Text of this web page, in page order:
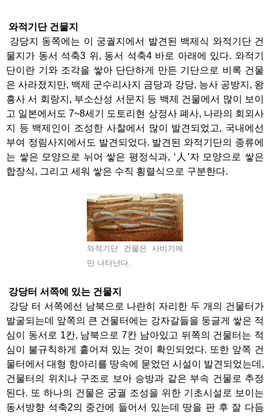
와적기단 건물지
강당지 동쪽에는 이 궁궐지에서 발견된 백제식 와적기단 건
물지가 동서 석축3 위, 동서 석축4 바로 아래에 있다. 와적기
단이란 기와 조각을 쌓아 단단하게 만든 기단으로 비록 건물
은 사라졌지만, 백제 군수리사지 금당과 강당, 능사 공방지, 왕
흥사 서 회랑지, 부소산성 서문지 등 백제 건물에서 많이 보이
고 일본에서도 7~8세기 도토리현 상정사 폐사, 나라의 회외사
지 등 백제인이 조성한 사찰에서 많이 발견되었고, 국내에선
부여 정림사지에서도 발견되었다. 발견된 와적기단의 종류에
는 쌓은 모양으로 뉘어 쌓은 평정식과, ‘人’자 모양으로 쌓은
합장식, 그리고 세워 쌓은 수직 횡렬식으로 구분한다.
와적기단 건물은 사비기에
만 나타난다.
강당터 서쪽에 있는 건물지
강당 터 서쪽에선 남북으로 나란히 자리한 두 개의 건물터가
발굴되는데 앞쪽의 큰 건물터에는 강자갈들을 둥글게 쌓은 적
심이 동서로 1칸, 남북으로 7칸 남아있고 뒤쪽의 건물터는 적
심이 불규칙하게 흩어져 있는 것이 확인되었다. 또한 앞쪽 건
물터에서 대형 항아리를 땅속에 묻었던 시설이 발견되었는데,
건물터의 위치나 구조로 보아 승방과 같은 부속 건물로 추정
된다. 또 하나의 건물은 궁궐 조성을 위한 기초시설로 보이는
동서방향 석축2의 중간에 들어서 있는데 땅을 판 후 잘 다듬